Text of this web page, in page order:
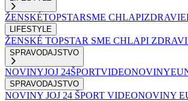
ŽENSKÉTOPSTARSME CHLAPIZDRAVIE
LIFESTYLE
ŽENSKÉ TOPSTAR SME CHLAPI
SPRAVODAJSTVO
NOVINYJOJ 24ŠPORTVIDEONOVINY
SPRAVODAJSTVO
NOVINY JOJ 24 ŠPORT VIDEONOVINY